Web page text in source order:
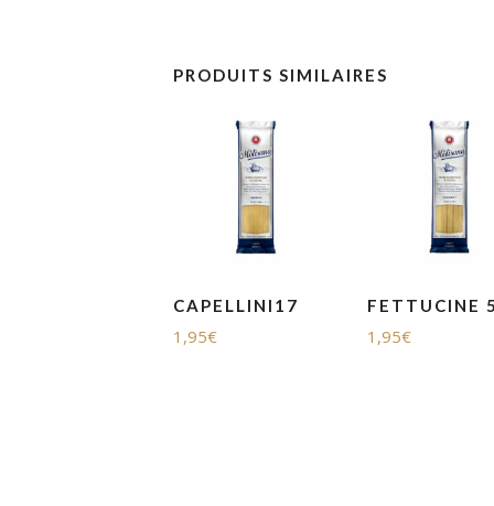
PRODUITS SIMILAIRES
CAPELLINI17
1,95€
FETTUCINE 5
1,95€